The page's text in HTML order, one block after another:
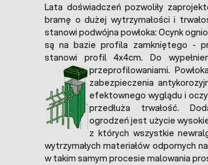
Lata doświadczeń pozwoliły
bramę o dużej wytrzymałości i
stanowi podwójna powłoka: Ocynk
są na bazie profila zamkniętego -
stanowi profil 4x4cm. Do
przeprofilowaniami.
zabezpieczenia
efektownego wyglądu i
przedłuża trwałość.
ogrodzeń jest użycie
z których wszystkie
wytrzymałych materiałów odpornych
w takim samym procesie malowania